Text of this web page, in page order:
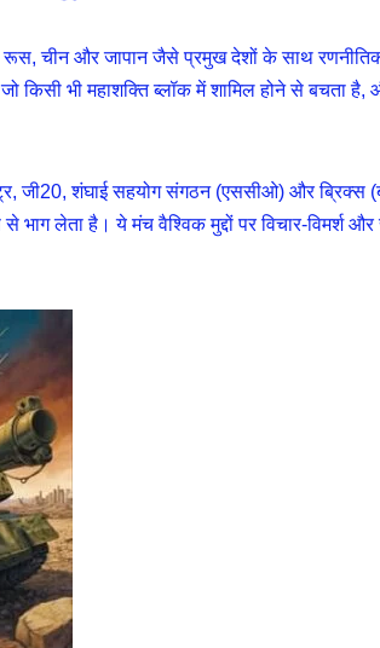
चीन और जापान जैसे प्रमुख देशों के साथ
जो किसी भी महाशक्ति ब्लॉक में शामिल होने से बचता
जी20, शंघाई सहयोग संगठन (एससीओ) और ब्रिक्स
लेता है। ये मंच वैश्विक मुद्दों पर विचार-विमर्श